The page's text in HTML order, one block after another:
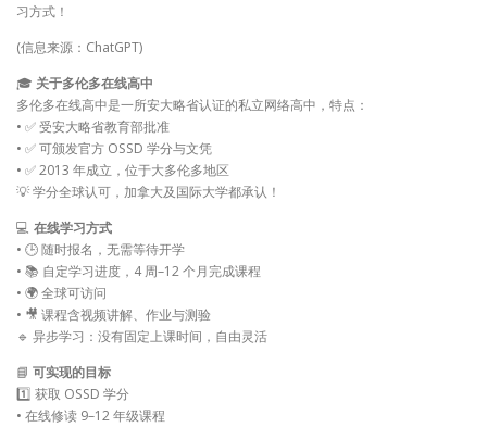
习方式！
(信息来源：ChatGPT)
🎓 关于多伦多在线高中
多伦多在线高中是一所安大略省认证的私立网络高中，特点：
• ✅ 受安大略省教育部批准
• ✅ 可颁发官方 OSSD 学分与文凭
• ✅ 2013 年成立，位于大多伦多地区
💡 学分全球认可，加拿大及国际大学都承认！
💻 在线学习方式
• 🕒 随时报名，无需等待开学
• 📚 自定学习进度，4 周–12 个月完成课程
• 🌍 全球可访问
• 🎥 课程含视频讲解、作业与测验
🔹 异步学习：没有固定上课时间，自由灵活
📘 可实现的目标
1️⃣ 获取 OSSD 学分
• 在线修读 9–12 年级课程